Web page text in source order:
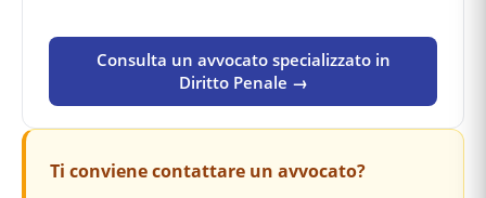
Consulta un avvocato specializzato in
Diritto Penale →
Ti conviene contattare un avvocato?